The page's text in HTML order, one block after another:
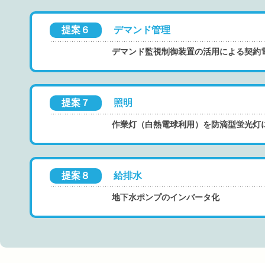
提案６ デマンド管理
デマンド監視制御装置の活用による契約
提案７ 照明
作業灯（白熱電球利用）を防滴型蛍光灯
提案８ 給排水
地下水ポンプのインバータ化